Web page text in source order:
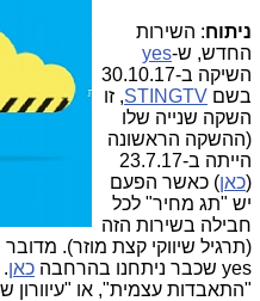
ניתוח: השירות
החדש, ש-yes
השיקה ב-30.10.17
בשם STINGTV, זו
השקה שנייה שלו
(ההשקה הראשונה
הייתה ב-23.7.17
(כאן) כאשר הפעם
יש "תג מחיר" לכל
חבילה בשירות הזה
(תרגיל שיווקי קצת מוזר).
yes שכבר ניתחנו בהרחבה
כאן
"התאבדות עצמית", או "עיוורון